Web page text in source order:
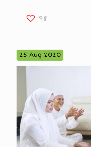
98
25 Aug 2020